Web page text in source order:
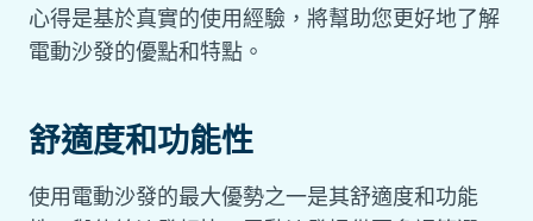
心得是基於真實的使用經驗，將幫助您更好地了解
電動沙發的優點和特點。
舒適度和功能性
使用電動沙發的最大優勢之一是其舒適度和功能